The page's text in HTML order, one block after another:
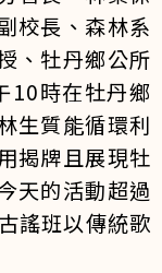
校長、森林系
、牡丹鄉公所
10時在牡丹鄉
生質能循環利
揭牌且展現牡
天的活動超過
謠班以傳統歌